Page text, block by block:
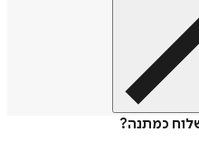
כמתנה?